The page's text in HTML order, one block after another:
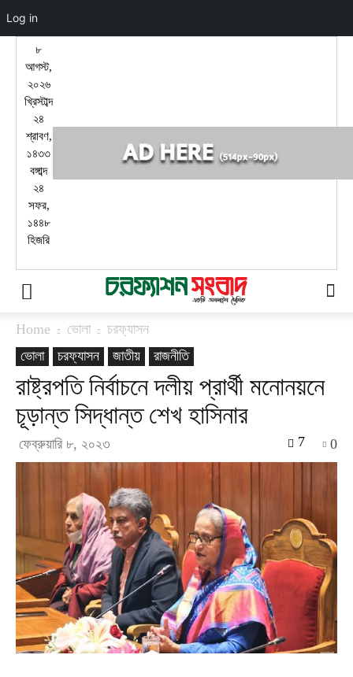
৮
আগস্ট,
২০২৬
খ্রিস্টাব্দ
২৪
শ্রাবণ,
১৪৩৩
বঙ্গাব্দ
২৪
সফর,
১৪৪৮
হিজরি
Home ভোলা
চরফ্যাসন
ভোলা
চরফ্যাসন জাতীয় রাজনীতি
রাষ্ট্রপতি নির্বাচনে দলীয় প্রার্থী মনোনয়নে
চূড়ান্ত সিদ্ধান্ত শেখ হাসিনার
ফেব্রুয়ারি ৮, ২০২৩ 0
7
Log in